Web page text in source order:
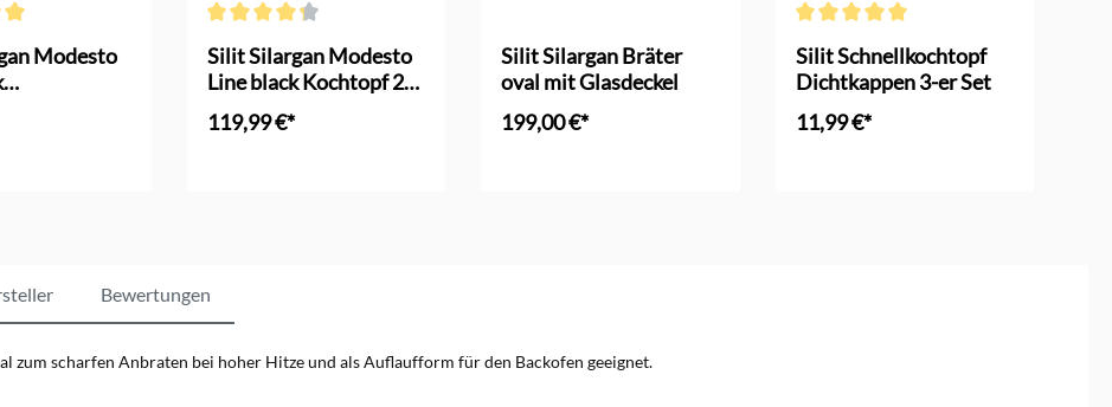
Modesto
Silit Silargan Modesto
Line black Kochtopf 24
cm
119,99 €*
Silit Silargan Bräter
oval mit Glasdeckel
199,00 €*
Silit Schnellkochtopf
Dichtkappen 3-er Set
11,99 €*
Bewertungen
zum scharfen Anbraten bei hoher Hitze und als Auflaufform für den Backofen geeignet.